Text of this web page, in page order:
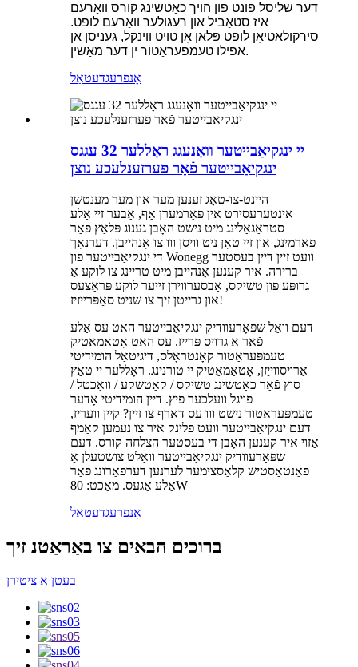
דער שליסל פונט פון הויך כאַטשינג קורס וואַרעם
איז סטאַביל און רעגולער וואַרעם לופט.
סירקולאַטיאָן לופט פּלאַן אָן טויט ווינקל, געניסן אַן
אפילו טעמפּעראַטור ין דער מאַשין.
אָנפרעגדעטאַל
יי ינגקיאַבייטער וואָנעגג ראָללער 32 עגגס
ינגקיאַבייטער פֿאַר פערזענלעכע נוצן
היינט-צו-טאָג זענען מער און מער מענטשן
אינטערעסירט אין פאַרמערן אָף, אָבער זיי אַלע
סטראַגאַלינג מיט נישט האָבן גענוג פּלאַץ פֿאַר
פאַרמינג, און זיי טאָן ניט וויסן ווו צו אָנהייבן. דערנאָך
די ינגקיאַבייטער פון Wonegg וועט זיין דיין בעסטער
ברירה. איר קענען אָנהייבן מיט טריינג צו לוקע אַ
גרופּע פון ​​טשיקס, אָבסערווירן זייער לוקע פּראָצעס
און גרייטן זיך צו שניט סאַפּרייזיז!
דעם וואַל שפּאָרעוודיק ינגקיאַבייטער האט עס אַלע
פֿאַר אַ גרויס פּרייַז. עס האט אָטאַמאַטיק
טעמפּעראַטור קאָנטראָלס, דיגיטאַל הומידיטי
אַרויסווייַזן, אָטאַמאַטיק יי טורנינג. ראָללער יי טאַץ
סוץ פֿאַר כאַטשינג טשיקס / קאַטשקע / וואַכטל /
פויגל וועלכער פיץ. דיין הומידיטי אָדער
טעמפּעראַטור נישט ווו עס דאַרף צו זיין? קיין וועריז,
דעם ינגקיאַבייטער וועט פלינק איר צו נעמען קאַמף
אַזוי איר קענען האָבן די בעסטער הצלחה קורס. דעם
שפּאָרעוודיק ינגקיאַבייטער וואָלט צושטעלן אַ
פאַנטאַסטיש קלאַסצימער לערנען דערפאַרונג פֿאַר
אַלע אַגעס. מאַכט: 80W
אָנפרעגדעטאַל
ברוכים הבאים צו באַראַטנ זיך
בעטן אַ ציטירן